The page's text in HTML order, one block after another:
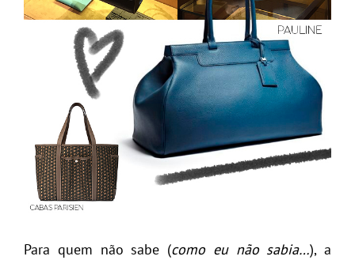
Para quem não sabe (como eu não sabia…), a